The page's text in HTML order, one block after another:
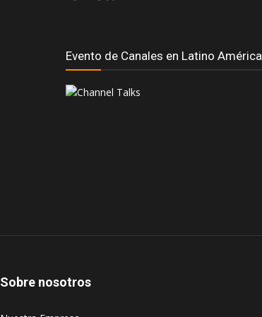
Evento de Canales en Latino América
Sobre nosotros